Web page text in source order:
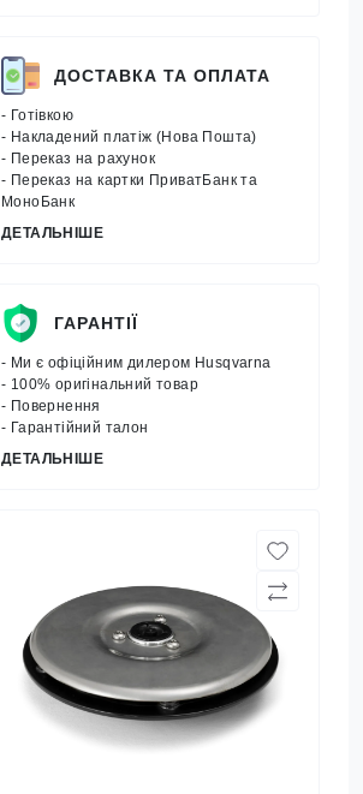
ДОСТАВКА ТА ОПЛАТА
- Готівкою
- Накладений платіж (Нова Пошта)
- Переказ на рахунок
- Переказ на картки ПриватБанк та
МоноБанк
ДЕТАЛЬНІШЕ
ГАРАНТІЇ
- Ми є офіційним дилером Husqvarna
- 100% оригінальний товар
- Повернення
- Гарантійний талон
ДЕТАЛЬНІШЕ